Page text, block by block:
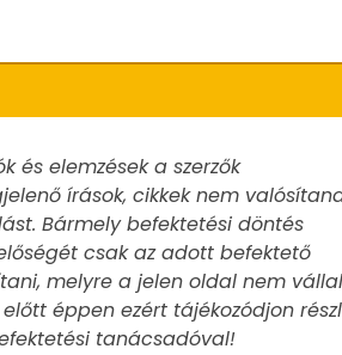
és elemzések a szerzők
írások, cikkek nem
Bármely befektetési döntés
csak az adott befektető
melyre a jelen oldal nem
éppen ezért tájékozódjon
tanácsadóval!